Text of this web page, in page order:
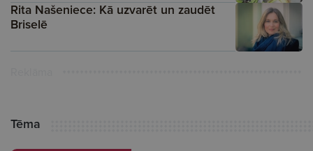
Rita Našeniece: Kā uzvarēt un zaudēt
Briselē
Tēma